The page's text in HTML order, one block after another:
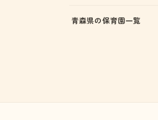
青森県の保育園一覧